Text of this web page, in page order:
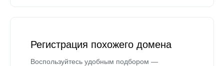
Регистрация похожего домена
Воспользуйтесь удобным подбором —